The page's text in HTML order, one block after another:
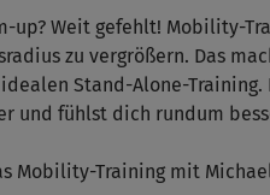
up? Weit gefehlt! Mobility-
zu vergrößern. Das
Stand-Alone-Training.
und fühlst dich rundum
Mobility-Training mit